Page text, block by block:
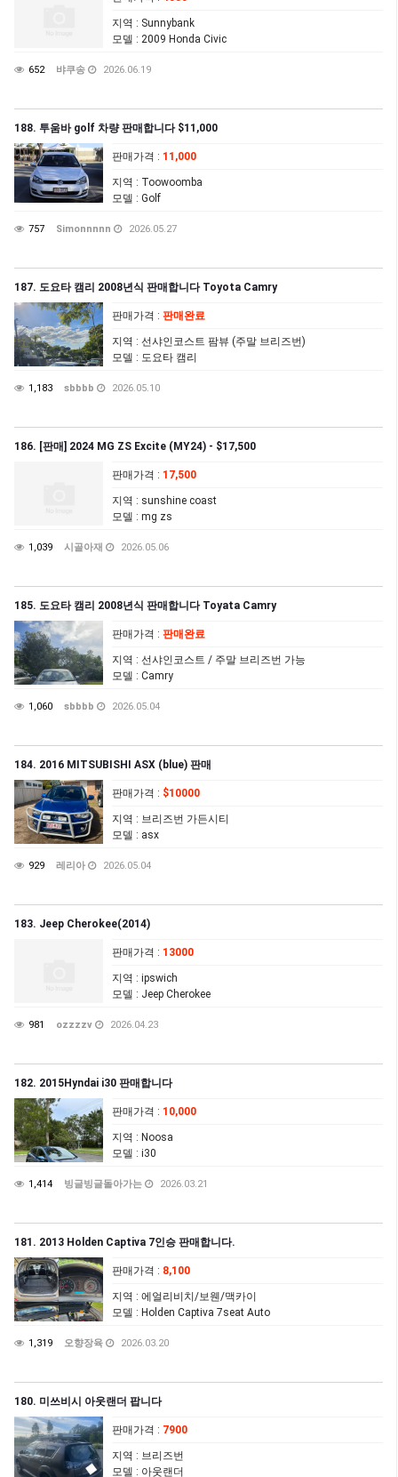
지역 : Sunnybank
모델 : 2009 Honda Civic
652 뱌쿠송 2026.06.19
188. 투움바 golf 차량 판매합니다 $11,000
판매가격 : 11,000
지역 : Toowoomba
모델 : Golf
757 Simonnnnn 2026.05.27
187. 도요타 캠리 2008년식 판매합니다 Toyota Camry
판매가격 : 판매완료
지역 : 선샤인코스트 팜뷰 (주말 브리즈번)
모델 : 도요타 캠리
1,183 sbbbb 2026.05.10
186. [판매] 2024 MG ZS Excite (MY24) - $17,500
판매가격 : 17,500
지역 : sunshine coast
모델 : mg zs
1,039 시골아재 2026.05.06
185. 도요타 캠리 2008년식 판매합니다 Toyata Camry
판매가격 : 판매완료
지역 : 선샤인코스트 / 주말 브리즈번 가능
모델 : Camry
1,060 sbbbb 2026.05.04
184. 2016 MITSUBISHI ASX (blue) 판매
판매가격 : $10000
지역 : 브리즈번 가든시티
모델 : asx
929 레리아 2026.05.04
183. Jeep Cherokee(2014)
판매가격 : 13000
지역 : ipswich
모델 : Jeep Cherokee
981 ozzzzv 2026.04.23
182. 2015Hyndai i30 판매합니다
판매가격 : 10,000
지역 : Noosa
모델 : i30
1,414 빙글빙글돌아가는 2026.03.21
181. 2013 Holden Captiva 7인승 판매합니다.
판매가격 : 8,100
지역 : 에얼리비치/보웬/맥카이
모델 : Holden Captiva 7seat Auto
1,319 오향장육 2026.03.20
180. 미쓰비시 아웃랜더 팝니다
판매가격 : 7900
지역 : 브리즈번
모델 : 아웃랜더